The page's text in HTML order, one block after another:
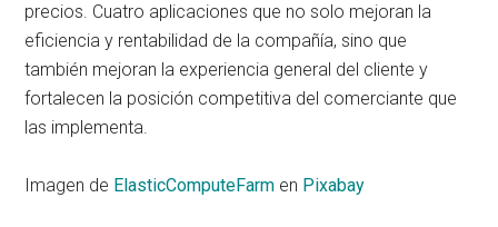
precios. Cuatro aplicaciones que no solo mejoran la
eficiencia y rentabilidad de la compañía, sino que
también mejoran la experiencia general del cliente y
fortalecen la posición competitiva del comerciante que
las implementa.
Imagen de ElasticComputeFarm en Pixabay